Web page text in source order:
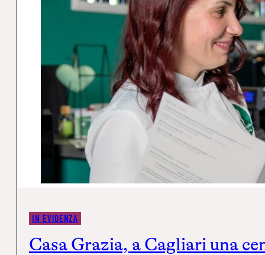
IN EVIDENZA
Casa Grazia, a Cagliari una